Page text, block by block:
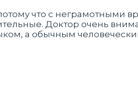
что с неграмотными
Доктор очень
а обычным